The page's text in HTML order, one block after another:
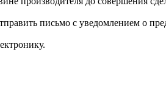
письмо с уведомлением о